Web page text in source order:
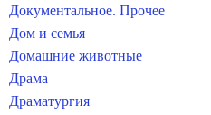
Документальное. Прочее
Дом и семья
Домашние животные
Драма
Драматургия